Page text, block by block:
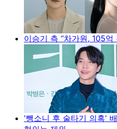
이승기 측 “차가원, 105
'뺑소니 후 술타기 의혹'